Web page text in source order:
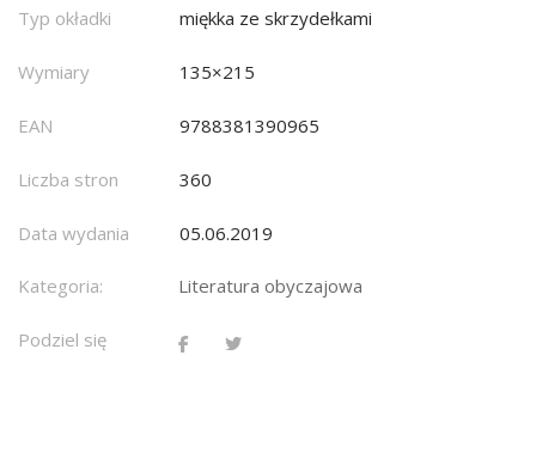
Typ okładki miękka ze skrzydełkami
Wymiary 135×215
EAN 9788381390965
Liczba stron 360
Data wydania 05.06.2019
Kategoria: Literatura obyczajowa
Podziel się